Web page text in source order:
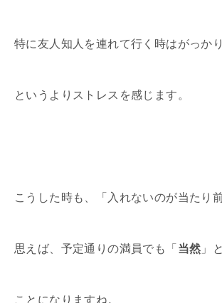
特に友人知人を連れて行く時はがっかり
というよりストレスを感じます。
こうした時も、「入れないのが当たり
思えば、予定通りの満員でも「 当然 」
ことになりますね。